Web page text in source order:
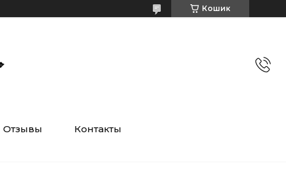
Кошик
Отзывы Контакты